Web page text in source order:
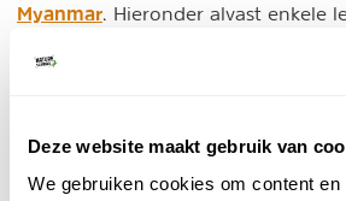
Deze website maakt gebruik van
We gebruiken cookies om content
Myanmar . Hieronder alvast enkele